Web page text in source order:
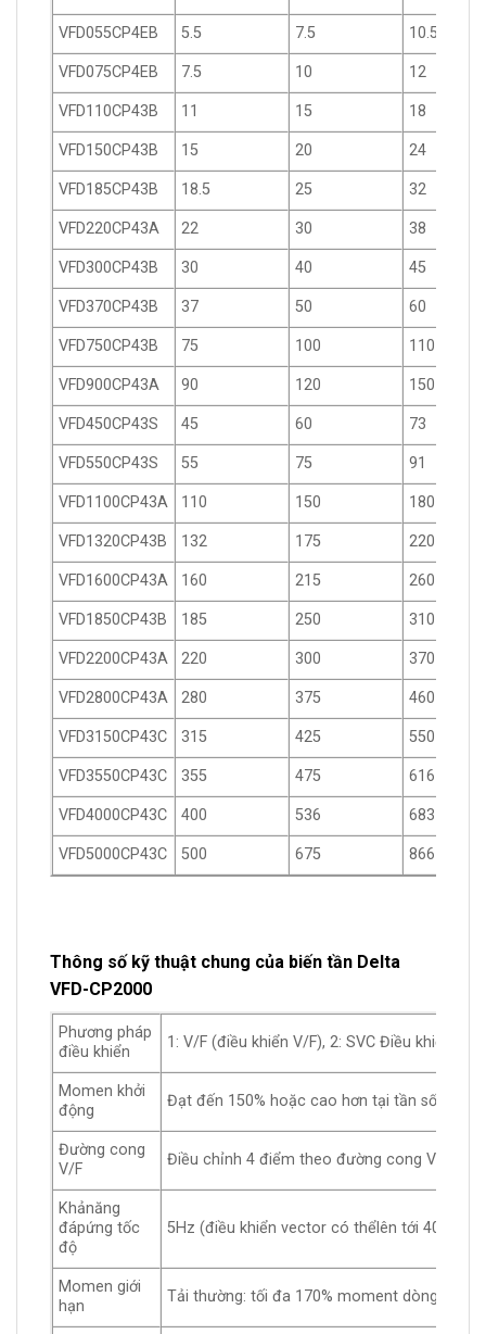
VFD055CP4EB 5.5 7.5 10.5
VFD075CP4EB 7.5 10 12
VFD110CP43B 11 15 18
VFD150CP43B 15 20 24
VFD185CP43B 18.5 25 32
VFD220CP43A 22 30 38
VFD300CP43B 30 40 45
VFD370CP43B 37 50 60
VFD750CP43B 75 100 110
VFD900CP43A 90 120 150
VFD450CP43S 45 60 73
VFD550CP43S 55 75 91
VFD1100CP43A 110 150 180
VFD1320CP43B 132 175 220
VFD1600CP43A 160 215 260
VFD1850CP43B 185 250 310
VFD2200CP43A 220 300 370
VFD2800CP43A 280 375 460
VFD3150CP43C 315 425 550
VFD3550CP43C 355 475 616
VFD4000CP43C 400 536 683
VFD5000CP43C 500 675 866
Thông số kỹ thuật chung của biến tần Delta
VFD-CP2000
Phương pháp
điều khiển
1: V/F (điều khiển V/F), 2: SVC Điều khiển
Momen khởi
động
Đạt đến 150% hoặc cao hơn tại tần số0.5Hz.
Đường cong
V/F
Điều chỉnh 4 điểm theo đường cong V/F và
Khảnăng
đápứng tốc
độ
5Hz (điều khiển vector có thểlên tới 40Hz)
Momen giới
hạn
Tải thường: tối đa 170% moment dòngđiện